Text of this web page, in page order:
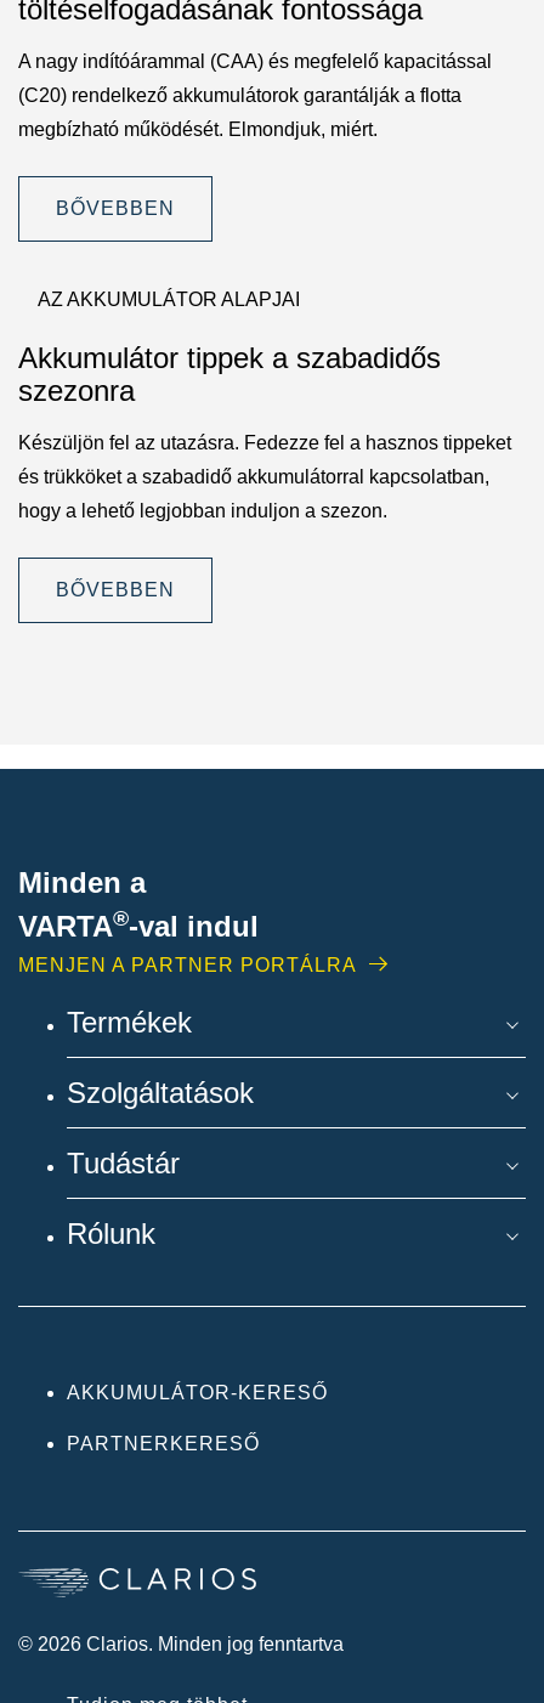
töltéselfogadásának fontossága
A nagy indítóárammal (CAA) és megfelelő kapacitással
(C20) rendelkező akkumulátorok garantálják a flotta
megbízható működését. Elmondjuk, miért.
BŐVEBBEN
AZ AKKUMULÁTOR ALAPJAI
Akkumulátor tippek a szabadidős
szezonra
Készüljön fel az utazásra. Fedezze fel a hasznos tippeket
és trükköket a szabadidő akkumulátorral kapcsolatban,
hogy a lehető legjobban induljon a szezon.
BŐVEBBEN
Minden a
VARTA®-val indul
MENJEN A PARTNER PORTÁLRA
Termékek
Szolgáltatások
Tudástár
Rólunk
AKKUMULÁTOR-KERESŐ
PARTNERKERESŐ
© 2026 Clarios. Minden jog fenntartva